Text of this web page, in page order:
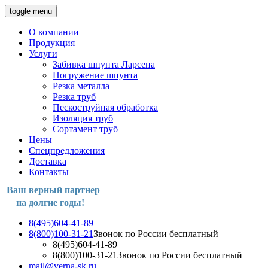
toggle menu
О компании
Продукция
Услуги
Забивка шпунта Ларсена
Погружение шпунта
Резка металла
Резка труб
Пескоструйная обработка
Изоляция труб
Сортамент труб
Цены
Спецпредложения
Доставка
Контакты
Ваш верный партнер
на долгие годы!
8(495)604-41-89
8(800)100-31-21Звонок по России бесплатный
8(495)604-41-89
8(800)100-31-21Звонок по России бесплатный
mail@verna-sk.ru